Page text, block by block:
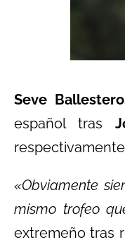
Seve
español tras
«Obviamente
mismo trofeo
extremeño tras